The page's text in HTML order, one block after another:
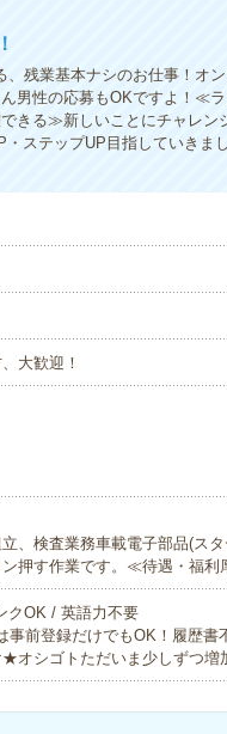
残業基本ナシのお仕事！オ
男性の応募もOKですよ！≪
きる≫新しいことにチャレン
・ステップUP目指していき
大歓迎！
立、検査業務車載電子部品(ス
ン押す作業です。≪待遇・福
クOK / 英語力不要
前登録だけでもOK！履歴
★オシゴトただいま少しずつ